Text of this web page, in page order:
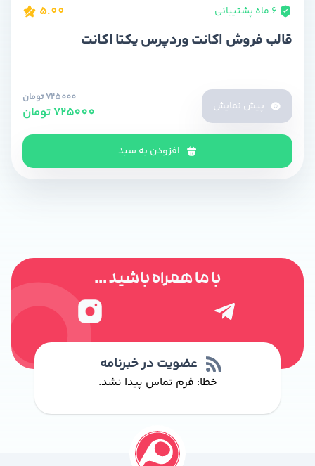
5.00
قالب فروش اکانت وردپرس یکتا اکانت
پیش نمایش
725000 تومان
725000 تومان
افزودن به سبد
با ما همراه باشید ...
عضویت در خبرنامه
خطا: فرم تماس پیدا نشد.